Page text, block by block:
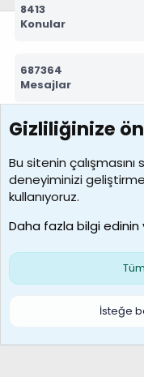
8413
Konular
687364
Mesajlar
7392
Kullanıcılar
MosesBrownHayranı
Son üye
Çerezler
Gizliliğinize
Bu sitenin
deneyiminizi
kullanıyoruz.
Daha fazla bilgi edinin
İsteğe